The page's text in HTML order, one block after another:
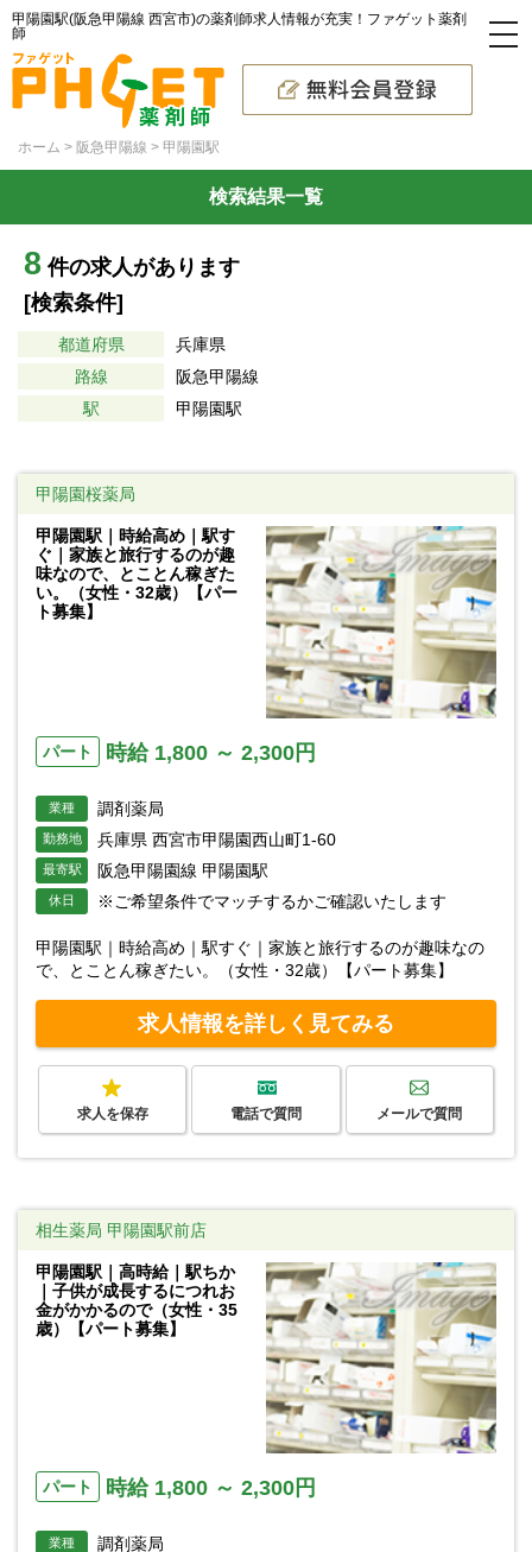
甲陽園駅(阪急甲陽線 西宮市)の薬剤師求人情報が充実！ファゲット薬剤
師
ホーム 阪急甲陽線 甲陽園駅
検索結果一覧
8 件の求人があります
[検索条件]
都道府県
兵庫県
路線
阪急甲陽線
駅
甲陽園駅
甲陽園桜薬局
甲陽園駅｜時給高め｜駅す
ぐ｜家族と旅行するのが趣
味なので、とことん稼ぎた
い。（女性・32歳）【パー
ト募集】
パート 時給 1,800 ～ 2,300円
業種 調剤薬局
勤務地 兵庫県 西宮市甲陽園西山町1-60
最寄駅 阪急甲陽園線 甲陽園駅
休日 ※ご希望条件でマッチするかご確認いたします
甲陽園駅｜時給高め｜駅すぐ｜家族と旅行するのが趣味なの
で、とことん稼ぎたい。（女性・32歳）【パート募集】
求人情報を詳しく見てみる
求人を保存 電話で質問 メールで質問
相生薬局 甲陽園駅前店
甲陽園駅｜高時給｜駅ちか
｜子供が成長するにつれお
金がかかるので（女性・35
歳）【パート募集】
パート 時給 1,800 ～ 2,300円
業種 調剤薬局